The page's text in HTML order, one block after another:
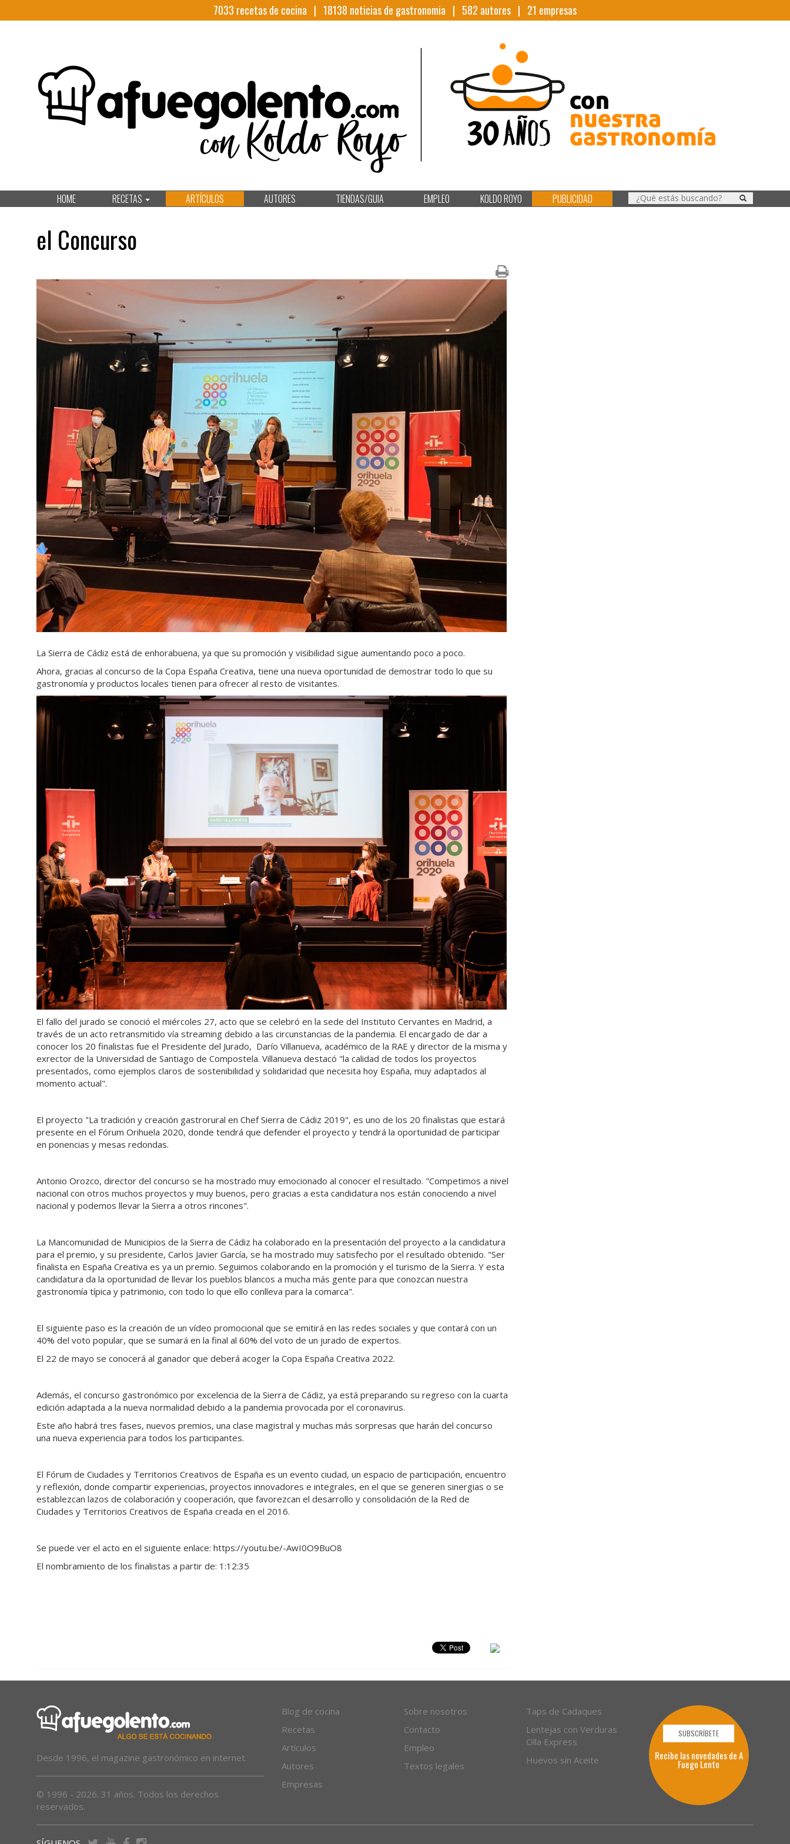
7033 recetas de cocina | 18138 noticias de gastronomia | 582 autores | 21 empresas
HOME RECETAS ARTÍCULOS AUTORES TIENDAS/GUIA EMPLEO KOLDO ROYO PUBLICIDAD
el Concurso
La Sierra de Cádiz está de enhorabuena, ya que su promoción y visibilidad sigue aumentando poco a poco.
Ahora, gracias al concurso de la Copa España Creativa, tiene una nueva oportunidad de demostrar todo lo que su
gastronomía y productos locales tienen para ofrecer al resto de visitantes.
El fallo del jurado se conoció el miércoles 27, acto que se celebró en la sede del Instituto Cervantes en Madrid, a
través de un acto retransmitido vía streaming debido a las circunstancias de la pandemia. El encargado de dar a
conocer los 20 finalistas fue el Presidente del Jurado, Darío Villanueva, académico de la RAE y director de la misma y
exrector de la Universidad de Santiago de Compostela. Villanueva destacó "la calidad de todos los proyectos
presentados, como ejemplos claros de sostenibilidad y solidaridad que necesita hoy España, muy adaptados al
momento actual".
El proyecto "La tradición y creación gastrorural en Chef Sierra de Cádiz 2019", es uno de los 20 finalistas que estará
presente en el Fórum Orihuela 2020, donde tendrá que defender el proyecto y tendrá la oportunidad de participar
en ponencias y mesas redondas.
Antonio Orozco, director del concurso se ha mostrado muy emocionado al conocer el resultado. "Competimos a nivel
nacional con otros muchos proyectos y muy buenos, pero gracias a esta candidatura nos están conociendo a nivel
nacional y podemos llevar la Sierra a otros rincones".
La Mancomunidad de Municipios de la Sierra de Cádiz ha colaborado en la presentación del proyecto a la candidatura
para el premio, y su presidente, Carlos Javier García, se ha mostrado muy satisfecho por el resultado obtenido. "Ser
finalista en España Creativa es ya un premio. Seguimos colaborando en la promoción y el turismo de la Sierra. Y esta
candidatura da la oportunidad de llevar los pueblos blancos a mucha más gente para que conozcan nuestra
gastronomía típica y patrimonio, con todo lo que ello conlleva para la comarca".
El siguiente paso es la creación de un vídeo promocional que se emitirá en las redes sociales y que contará con un
40% del voto popular, que se sumará en la final al 60% del voto de un jurado de expertos.
El 22 de mayo se conocerá al ganador que deberá acoger la Copa España Creativa 2022.
Además, el concurso gastronómico por excelencia de la Sierra de Cádiz, ya está preparando su regreso con la cuarta
edición adaptada a la nueva normalidad debido a la pandemia provocada por el coronavirus.
Este año habrá tres fases, nuevos premios, una clase magistral y muchas más sorpresas que harán del concurso
una nueva experiencia para todos los participantes.
El Fórum de Ciudades y Territorios Creativos de España es un evento ciudad, un espacio de participación, encuentro
y reflexión, donde compartir experiencias, proyectos innovadores e integrales, en el que se generen sinergias o se
establezcan lazos de colaboración y cooperación, que favorezcan el desarrollo y consolidación de la Red de
Ciudades y Territorios Creativos de España creada en el 2016.
Se puede ver el acto en el siguiente enlace: https://youtu.be/-AwI0O9BuO8
El nombramiento de los finalistas a partir de: 1:12:35
Desde 1996, el magazine gastronómico en internet.
© 1996 - 2026. 31 años. Todos los derechos
reservados.
Blog de cocina
Recetas
Artículos
Autores
Empresas
Sobre nosotros
Contacto
Empleo
Textos legales
Taps de Cadaques
Lentejas con Verduras
Olla Express
Huevos sin Aceite
SUBSCRÍBETE
Recibe las novedades de A
Fuego Lento